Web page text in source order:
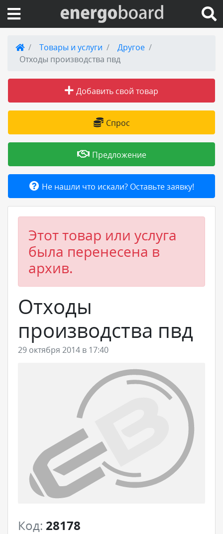
Вход на сайт
Публикации
Товары и услуги
Добавить товар или услугу
Товары и услуги
Другое
Отходы производства пвд
Добавить свой товар
Спрос
Предложение
Не нашли что искали? Оставьте заявку!
Этот товар или услуга
была перенесена в
архив.
Отходы
производства пвд
29 октября 2014 в 17:40
Код: 28178